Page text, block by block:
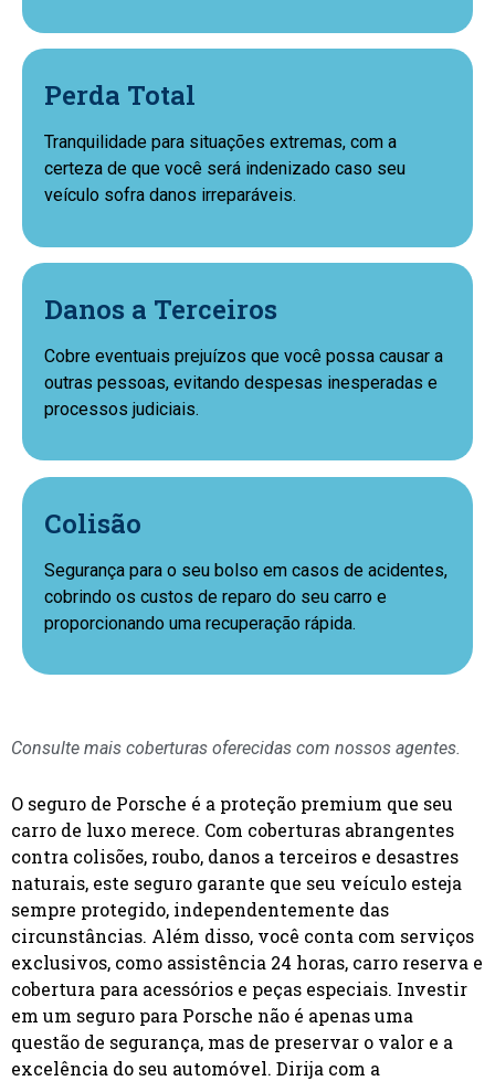
Perda Total
Tranquilidade para situações extremas, com a
certeza de que você será indenizado caso seu
veículo sofra danos irreparáveis.
Danos a Terceiros
Cobre eventuais prejuízos que você possa causar a
outras pessoas, evitando despesas inesperadas e
processos judiciais.
Colisão
Segurança para o seu bolso em casos de acidentes,
cobrindo os custos de reparo do seu carro e
proporcionando uma recuperação rápida.
Consulte mais coberturas oferecidas com nossos agentes.
O seguro de Porsche é a proteção premium que seu
carro de luxo merece. Com coberturas abrangentes
contra colisões, roubo, danos a terceiros e desastres
naturais, este seguro garante que seu veículo esteja
sempre protegido, independentemente das
circunstâncias. Além disso, você conta com serviços
exclusivos, como assistência 24 horas, carro reserva e
cobertura para acessórios e peças especiais. Investir
em um seguro para Porsche não é apenas uma
questão de segurança, mas de preservar o valor e a
excelência do seu automóvel. Dirija com a